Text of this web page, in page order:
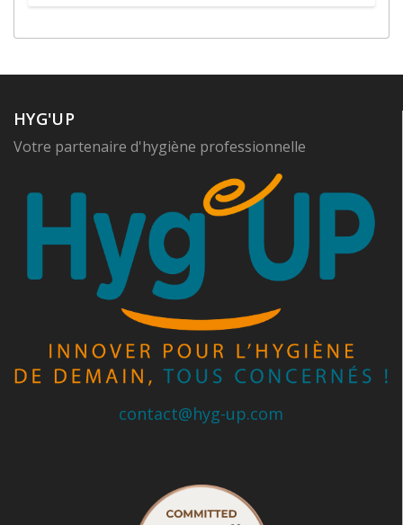
HYG'UP
Votre partenaire d'hygiène professionnelle
contact@hyg-up.com